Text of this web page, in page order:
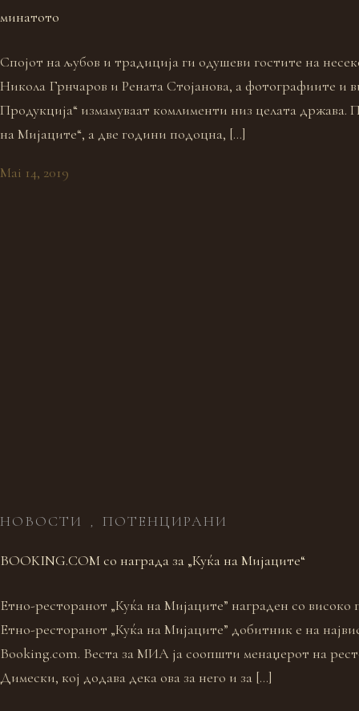
минатото
Спојот на љубов и традиција ги одушеви гостите на
Никола Грнчаров и Рената Стојанова, а фотографиите и
Продукција“ измамуваат комлименти низ целата држава.
на Мијаците“, а две години подоцна, […]
Mai 14, 2019
НОВОСТИ , ПОТЕНЦИРАНИ
BOOKING.COM со награда за „Куќа на Мијаците“
Eтно-ресторанот „Куќа на Мијаците” награден со
Eтно-ресторанот „Куќа на Мијаците” добитник е на
Booking.com. Веста за МИА ја соопшти менаџерот на
Димески, кој додава дека ова за него и за […]